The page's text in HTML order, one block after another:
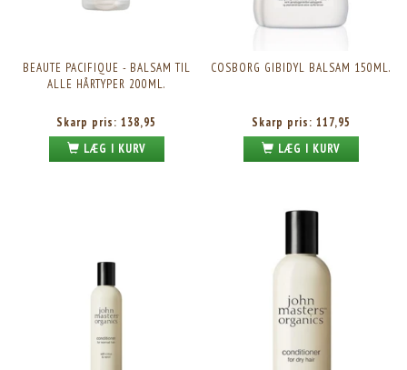
BEAUTE PACIFIQUE - BALSAM TIL
ALLE HÅRTYPER 200ML.
Skarp pris: 138,95
LÆG I KURV
COSBORG GIBIDYL BALSAM 150ML.
Skarp pris: 117,95
LÆG I KURV